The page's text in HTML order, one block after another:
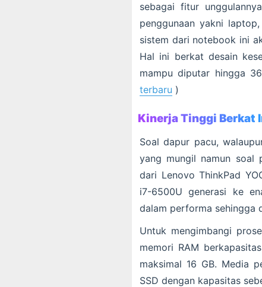
sebagai fitur
penggunaan yakni
sistem dari notebook ini
Hal ini berkat desain
mampu diputar hingga
terbaru )
Kinerja Tinggi Berkat
Soal dapur pacu,
yang mungil namun soal
dari Lenovo ThinkPad
i7-6500U generasi ke
dalam performa sehingga
Untuk mengimbangi
memori RAM
maksimal 16 GB. Media
SSD dengan kapasitas